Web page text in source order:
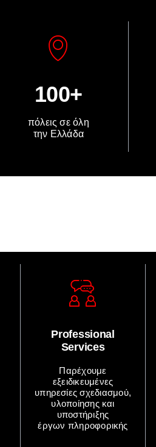
100+
πόλεις σε όλη
την Ελλάδα
Professional
Services
Παρέχουμε
εξειδικευμένες
υπηρεσίες σχεδιασμού,
υλοποίησης και
υποστήριξης
έργων πληροφορικής